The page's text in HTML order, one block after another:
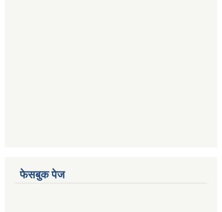
फेसबुक पेज